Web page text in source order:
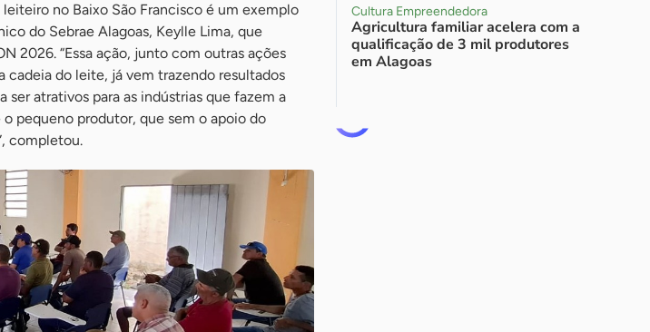
no Baixo São Francisco é um exemplo
do Sebrae Alagoas, Keylle Lima, que
2026. “Essa ação, junto com outras ações
cadeia do leite, já vem trazendo resultados
ser atrativos para as indústrias que fazem a
pequeno produtor, que sem o apoio do
completou.
Cultura Empreendedora
Agricultura familiar acelera com a
qualificação de 3 mil produtores
em Alagoas